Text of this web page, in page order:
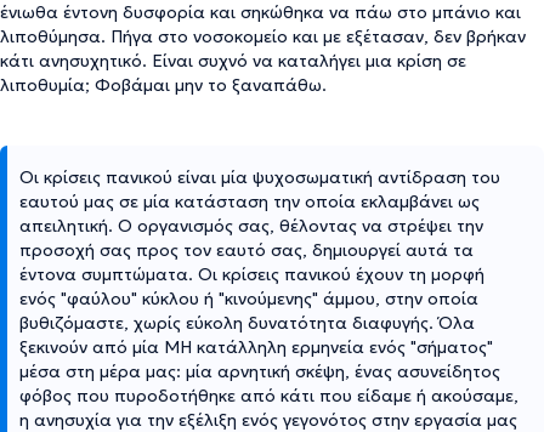
ένιωθα έντονη δυσφορία και σηκώθηκα να πάω στο μπάνιο και
λιποθύμησα. Πήγα στο νοσοκομείο και με εξέτασαν, δεν βρήκαν
κάτι ανησυχητικό. Είναι συχνό να καταλήγει μια κρίση σε
λιποθυμία; Φοβάμαι μην το ξαναπάθω.
Οι κρίσεις πανικού είναι μία ψυχοσωματική αντίδραση του
εαυτού μας σε μία κατάσταση την οποία εκλαμβάνει ως
απειλητική. Ο οργανισμός σας, θέλοντας να στρέψει την
προσοχή σας προς τον εαυτό σας, δημιουργεί αυτά τα
έντονα συμπτώματα. Οι κρίσεις πανικού έχουν τη μορφή
ενός "φαύλου" κύκλου ή "κινούμενης" άμμου, στην οποία
βυθιζόμαστε, χωρίς εύκολη δυνατότητα διαφυγής. Όλα
ξεκινούν από μία ΜΗ κατάλληλη ερμηνεία ενός "σήματος"
μέσα στη μέρα μας: μία αρνητική σκέψη, ένας ασυνείδητος
φόβος που πυροδοτήθηκε από κάτι που είδαμε ή ακούσαμε,
η ανησυχία για την εξέλιξη ενός γεγονότος στην εργασία μας